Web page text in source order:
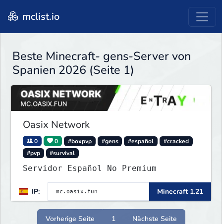
mclist.io
Beste Minecraft- gens-Server von
Spanien 2026 (Seite 1)
Oasix Network
0 0 #boxpvp #gens #español
#cracked
#pvp
#survival
Servidor Español No Premium
IP: Minecraft 1.21
Vorherige Seite 1 Nächste Seite